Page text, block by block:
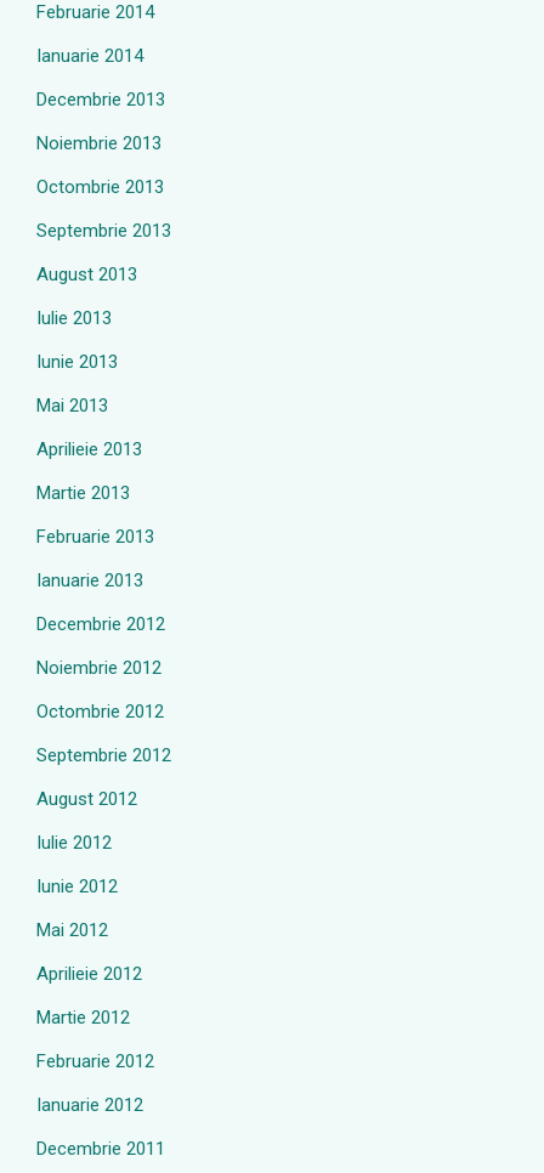
Februarie 2014
Ianuarie 2014
Decembrie 2013
Noiembrie 2013
Octombrie 2013
Septembrie 2013
August 2013
Iulie 2013
Iunie 2013
Mai 2013
Aprilieie 2013
Martie 2013
Februarie 2013
Ianuarie 2013
Decembrie 2012
Noiembrie 2012
Octombrie 2012
Septembrie 2012
August 2012
Iulie 2012
Iunie 2012
Mai 2012
Aprilieie 2012
Martie 2012
Februarie 2012
Ianuarie 2012
Decembrie 2011